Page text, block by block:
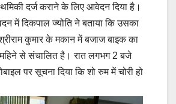
दर्ज कराने के लिए आवेदन दिया है।
में दिकपाल ज्योति ने बताया कि उसका
कुमार के मकान में बजाज बाइक का
से संचालित है। रात लगभग 2 बजे
पर सूचना दिया कि शो रुम में चोरी हो